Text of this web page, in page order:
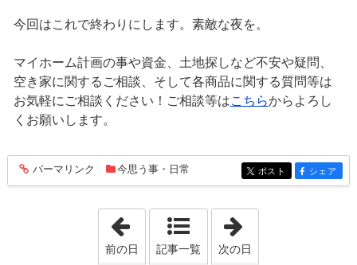
今回はこれで終わりにします。素敵な夜を。
マイホーム計画の事や資金、土地探しなど不安や疑問、
空き家に関するご相談、そして各商品に関する質問等は
お気軽にご相談ください！ご相談等はこちらからよろし
くお願いします。
entry937
パーマリンク 今思う事・日常 entry937
ポスト entry937
シェア
「2021年10月14日」
前の日 記事一覧 次の日